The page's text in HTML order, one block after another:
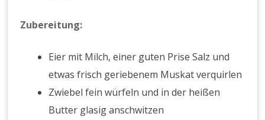
Zubereitung:
Eier mit Milch, einer guten Prise Salz und
etwas frisch geriebenem Muskat verquirlen
Zwiebel fein würfeln und in der heißen
Butter glasig anschwitzen